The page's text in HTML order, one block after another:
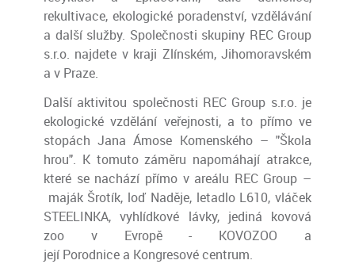
rekultivace, ekologické poradenství, vzdělávání
a další služby. Společnosti skupiny REC Group
s.r.o. najdete v kraji Zlínském, Jihomoravském
a v Praze.
Další aktivitou společnosti REC Group s.r.o. je
ekologické vzdělání veřejnosti, a to přímo ve
stopách Jana Ámose Komenského – "Škola
hrou". K tomuto záměru napomáhají atrakce,
které se nachází přímo v areálu REC Group –
maják Šrotík, loď Naděje, letadlo L610, vláček
STEELINKA, vyhlídkové lávky, jediná kovová
zoo v Evropě - KOVOZOO
a
její Porodnice a Kongresové centrum.